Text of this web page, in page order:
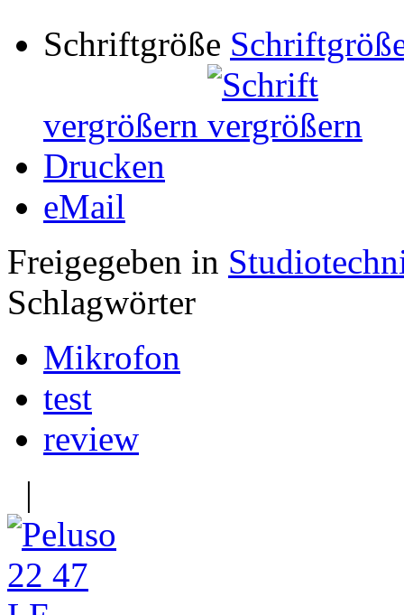
Schriftgröße
vergrößern
Drucken
eMail
Freigegeben in
Schlagwörter
Mikrofon
test
review
|